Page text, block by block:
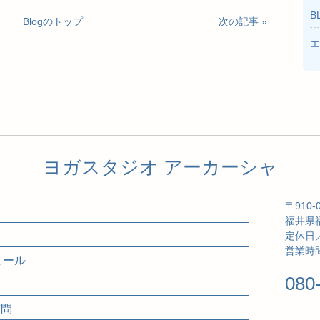
Blogのトップ 次の記事 »
ヨガスタジオ アーカーシャ
ール
〒910-
福井県
定休日
営業時